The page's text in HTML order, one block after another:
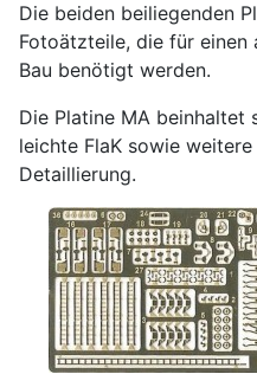
Die beiden beiliegenden
Fotoätzteile, die für
Bau benötigt werden.
Die Platine MA beinhaltet
leichte FlaK sowie
Detaillierung.